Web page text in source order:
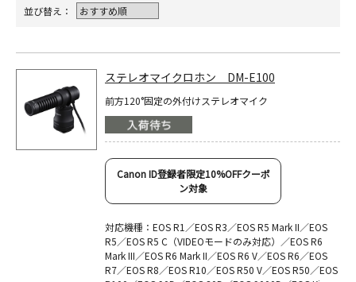
並び替え：
ステレオマイクロホン DM-E100
前方120°固定の外付けステレオマイク
Canon ID登録者限定10%OFFクーポ
ン対象
対応機種：EOS R1／EOS R3／EOS R5 Mark II／EOS
R5／EOS R5 C（VIDEOモードのみ対応）／EOS R6
Mark III／EOS R6 Mark II／EOS R6 V／EOS R6／EOS
R7／EOS R8／EOS R10／EOS R50 V／EOS R50／EOS